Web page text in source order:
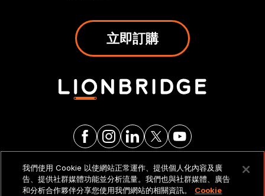
立即訂購
法律聲明與政策
我們使用 Cookie 以使網站正常運作、提供個人化內容及廣
告、提供社群媒體功能並分析流量。我們也與社群媒體、廣告
和分析合作夥伴分享您使用我們網站的相關資訊。
Cookie